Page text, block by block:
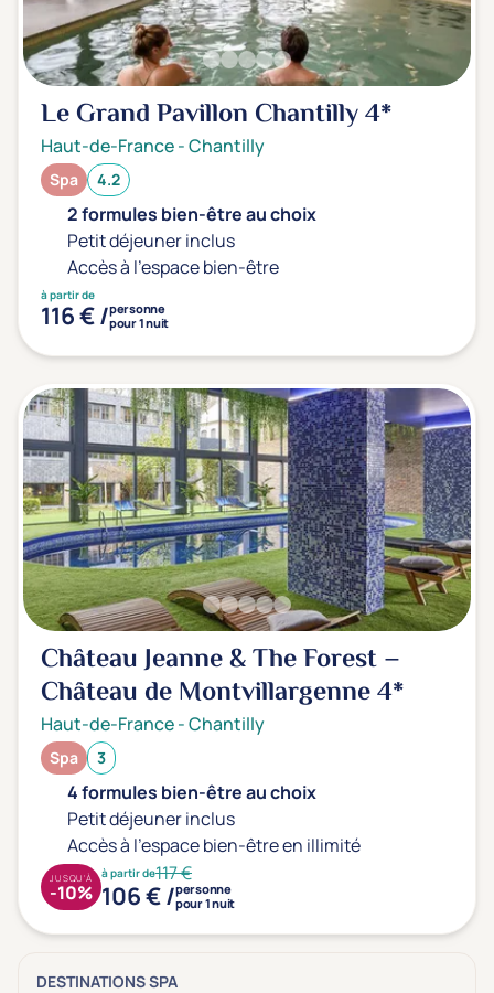
Le Grand Pavillon Chantilly4*
Haut-de-France-Chantilly
Spa 4.2
2 formules bien-être au choix
Petit déjeuner inclus
Accès à l'espace bien-être
à partir de
116 € /personne
pour 1 nuit
Château Jeanne & The Forest –
Château de Montvillargenne4*
Haut-de-France-Chantilly
Spa 3
4 formules bien-être au choix
Petit déjeuner inclus
Accès à l'espace bien-être en illimité
à partir de117 €
106 € /personne
pour 1 nuit
JUSQU'À
-10%
DESTINATIONS SPA